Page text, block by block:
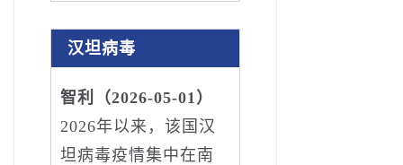
汉坦病毒
智利（2026-05-01）
2026年以来，该国汉
坦病毒疫情集中在南